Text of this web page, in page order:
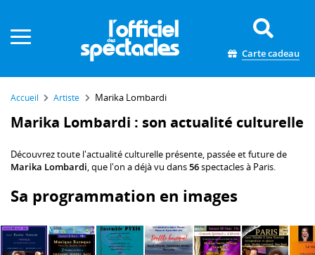
Carte cadeau
Accueil Artiste Marika Lombardi
Marika Lombardi : son actualité culturelle
Découvrez toute l'actualité culturelle présente, passée et future de
Marika Lombardi, que l'on a déjà vu dans56spectacles à Paris.
Sa programmation en images